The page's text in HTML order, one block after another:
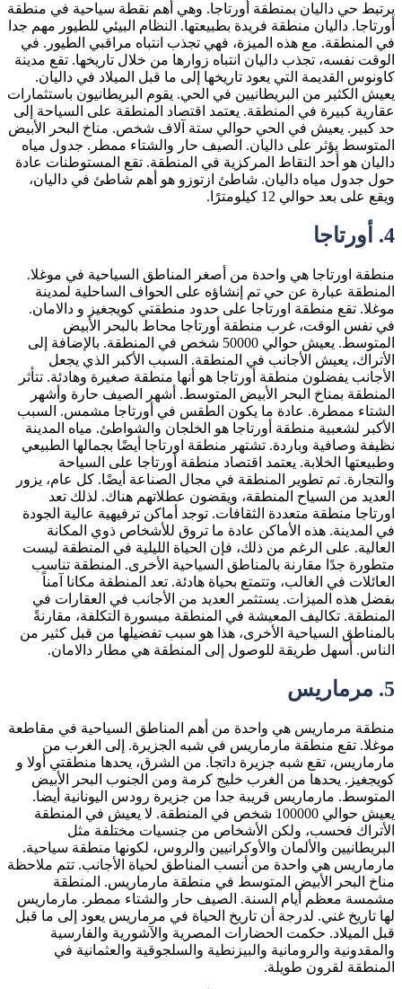
يرتبط حي داليان بمنطقة أورتاجا. وهي أهم نقطة سياحية في منطقة
أورتاجا. داليان منطقة فريدة بطبيعتها. النظام البيئي للطيور مهم جدا
في المنطقة. مع هذه الميزة، فهي تجذب انتباه مراقبي الطيور. في
الوقت نفسه، تجذب داليان انتباه زوارها من خلال تاريخها. تقع مدينة
كاونوس القديمة التي يعود تاريخها إلى ما قبل الميلاد في داليان.
يعيش الكثير من البريطانيين في الحي. يقوم البريطانيون باستثمارات
عقارية كبيرة في المنطقة. يعتمد اقتصاد المنطقة على السياحة إلى
حد كبير. يعيش في الحي حوالي ستة آلاف شخص. مناخ البحر الأبيض
المتوسط يؤثر على داليان. الصيف حار والشتاء ممطر. جدول مياه
داليان هو أحد النقاط المركزية في المنطقة. تقع المستوطنات عادة
حول جدول مياه داليان. شاطئ ازتوزو هو أهم شاطئ في داليان،
ويقع على بعد حوالي 12 كيلومترًا.
4. أورتاجا
منطقة اورتاجا هي واحدة من أصغر المناطق السياحية في موغلا.
المنطقة عبارة عن حي تم إنشاؤه على الحواف الساحلية لمدينة
موغلا. تقع منطقة اورتاجا على حدود منطقتي كويجغيز و دالامان.
في نفس الوقت، غرب منطقة أورتاجا محاط بالبحر الأبيض
المتوسط. يعيش حوالي 50000 شخص في المنطقة. بالإضافة إلى
الأتراك، يعيش الأجانب في المنطقة. السبب الأكبر الذي يجعل
الأجانب يفضلون منطقة أورتاجا هو أنها منطقة صغيرة وهادئة. تتأثر
المنطقة بمناخ البحر الأبيض المتوسط. أشهر الصيف حارة وأشهر
الشتاء ممطرة. عادة ما يكون الطقس في أورتاجا مشمس. السبب
الأكبر لشعبية منطقة أورتاجا هو الخلجان والشواطئ. مياه المدينة
نظيفة وصافية وباردة. تشتهر منطقة اورتاجا أيضًا بجمالها الطبيعي
وطبيعتها الخلابة. يعتمد اقتصاد منطقة أورتاجا على السياحة
والتجارة. تم تطوير المنطقة في مجال الصناعة أيضًا. كل عام، يزور
العديد من السياح المنطقة، ويقضون عطلاتهم هناك. لذلك تعد
اورتاجا منطقة متعددة الثقافات. توجد أماكن ترفيهية عالية الجودة
في المدينة. هذه الأماكن عادة ما تروق للأشخاص ذوي المكانة
العالية. على الرغم من ذلك، فإن الحياة الليلية في المنطقة ليست
متطورة جدًا مقارنة بالمناطق السياحية الأخرى. المنطقة تناسب
العائلات في الغالب، وتتمتع بحياة هادئة. تعد المنطقة مكانا آمناً
بفضل هذه الميزات. يستثمر العديد من الأجانب في العقارات في
المنطقة. تكاليف المعيشة في المنطقة ميسورة التكلفة، مقارنةً
بالمناطق السياحية الأخرى، هذا هو سبب تفضيلها من قبل كثير من
الناس. أسهل طريقة للوصول إلى المنطقة هي مطار دالامان.
5. مرماريس
منطقة مرماريس هي واحدة من أهم المناطق السياحية في مقاطعة
موغلا. تقع منطقة مارماريس في شبه الجزيرة. إلى الغرب من
مارماريس، تقع شبه جزيرة داتجا. من الشرق، يحدها منطقتي أولا و
كويجغيز. يحدها من الغرب خليج كرمة ومن الجنوب البحر الأبيض
المتوسط. مارماريس قريبة جدا من جزيرة رودس اليونانية أيضا.
يعيش حوالي 100000 شخص في المنطقة. لا يعيش في المنطقة
الأتراك فحسب، ولكن الأشخاص من جنسيات مختلفة مثل
البريطانيين والألمان والأوكرانيين والروس، لكونها منطقة سياحية.
مارماريس هي واحدة من أنسب المناطق لحياة الأجانب. تتم ملاحظة
مناخ البحر الأبيض المتوسط ​​في منطقة مارماريس. المنطقة
مشمسة معظم أيام السنة. الصيف حار والشتاء ممطر. مارماريس
لها تاريخ غني. لدرجة أن تاريخ الحياة في مرماريس يعود إلى ما قبل
قبل الميلاد. حكمت الحضارات المصرية والآشورية والفارسية
والمقدونية والرومانية والبيزنطية والسلجوقية والعثمانية في
المنطقة لقرون طويلة.